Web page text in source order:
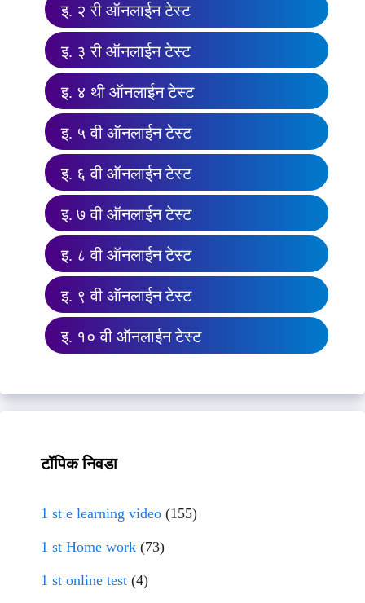
इ. २ री ऑनलाईन टेस्ट
इ. ३ री ऑनलाईन टेस्ट
इ. ४ थी ऑनलाईन टेस्ट
इ. ५ वी ऑनलाईन टेस्ट
इ. ६ वी ऑनलाईन टेस्ट
इ. ७ वी ऑनलाईन टेस्ट
इ. ८ वी ऑनलाईन टेस्ट
इ. ९ वी ऑनलाईन टेस्ट
इ. १० वी ऑनलाईन टेस्ट
टॉपिक निवडा
1 st e learning video (155)
1 st Home work (73)
1 st online test (4)